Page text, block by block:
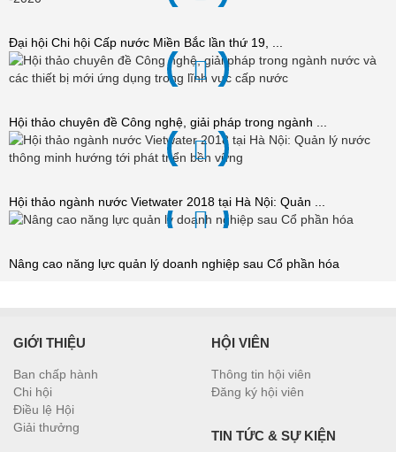
Đại hội Chi hội Cấp nước Miền Bắc lần thứ 19, ...
Hội thảo chuyên đề Công nghệ, giải pháp trong ngành ...
Hội thảo ngành nước Vietwater 2018 tại Hà Nội: Quản ...
Nâng cao năng lực quản lý doanh nghiệp sau Cổ phần hóa
GIỚI THIỆU
Ban chấp hành
Chi hội
Điều lệ Hội
Giải thưởng
HỘI VIÊN
Thông tin hội viên
Đăng ký hội viên
TIN TỨC & SỰ KIỆN